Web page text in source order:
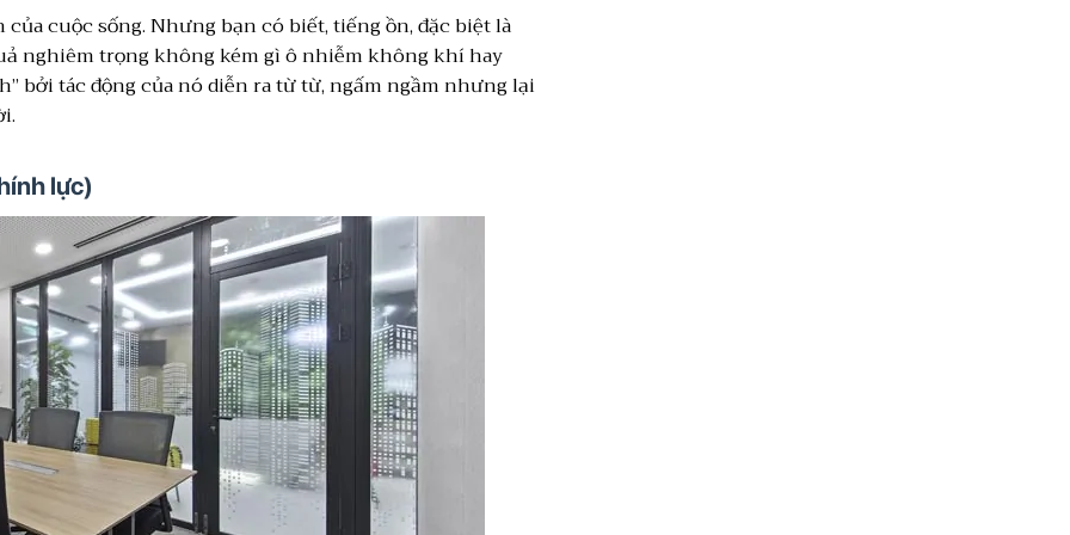
cuộc sống. Nhưng bạn có biết, tiếng ồn, đặc biệt là
nghiêm trọng không kém gì ô nhiễm không khí hay
bởi tác động của nó diễn ra từ từ, ngấm ngầm nhưng lại
lực)